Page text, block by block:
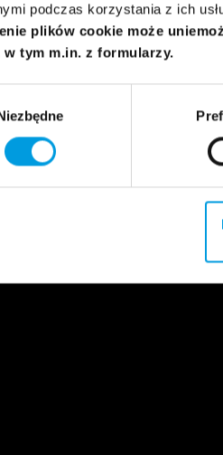
podczas korzystania z ich
plików cookie może
w tym m.in. z formularzy.